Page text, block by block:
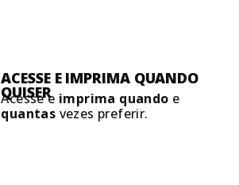
ACESSE E IMPRIMA QUANDO
QUISER
Acesse e imprima quando e
quantas vezes preferir.